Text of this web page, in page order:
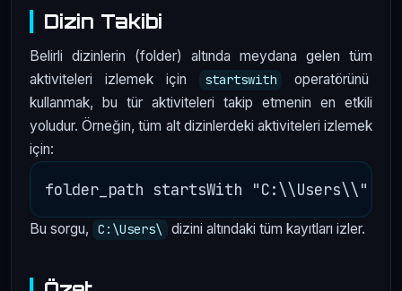
Dizin Takibi
Belirli dizinlerin (folder) altında meydana gelen tüm
aktiviteleri izlemek için
startswith
operatörünü
kullanmak, bu tür aktiviteleri takip etmenin en etkili
yoludur. Örneğin, tüm alt dizinlerdeki aktiviteleri izlemek
için:
Bu sorgu, C:\Users\ dizini altındaki tüm kayıtları izler.